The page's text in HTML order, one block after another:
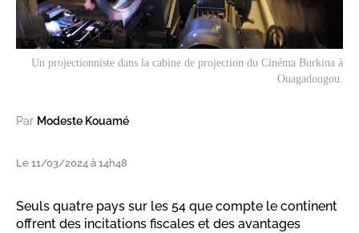
Un projectionniste dans la cabine de projection du Cinéma Burkina à
Ouagadougou.
Par Modeste Kouamé
Le 11/03/2024 à 14h48
Seuls quatre pays sur les 54 que compte le continent
offrent des incitations fiscales et des avantages